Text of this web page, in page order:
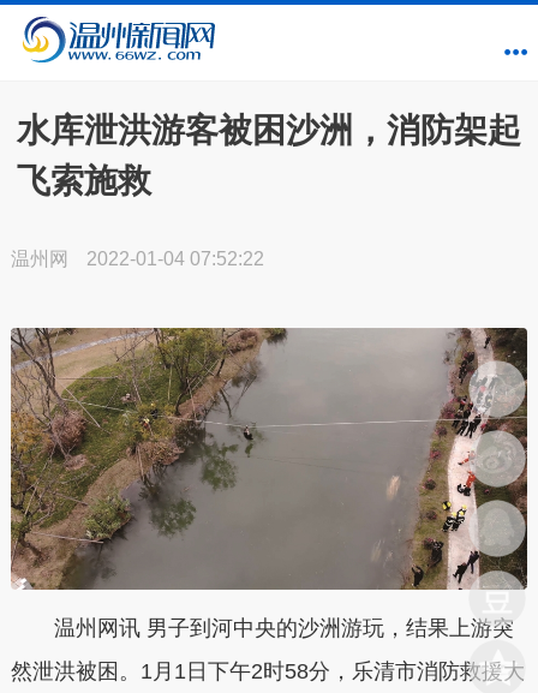
水库泄洪游客被困沙洲，消防架起
飞索施救
温州网 2022-01-04 07:52:22
温州网讯 男子到河中央的沙洲游玩，结果上游突
然泄洪被困。1月1日下午2时58分，乐清市消防救援大